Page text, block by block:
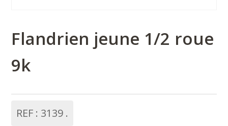
Flandrien jeune 1/2 roue
9k
REF : 3139